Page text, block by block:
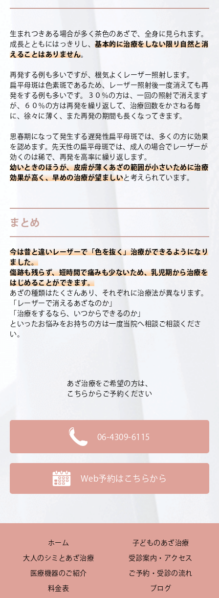
生まれつきある場合が多く茶色のあざで、全身に見られます。
成長とともにはっきりし、 基本的に治療をしない限り自然と消
えることはありません。
再発する例も多いですが、根気よくレーザー照射します。
扁平母斑は色素斑であるため、レーザー照射後一度消えても再
発をする例も多いです。３０％の方は、一回の照射で消えます
が、６０％の方は再発を繰り返して、治療回数をかさねる毎
に、徐々に薄く、また再発の期間も長くなってきます。
思春期になって発生する遅発性扁平母斑では、多くの方に効果
を認めます。先天性の扁平母斑では、成人の場合でレーザーが
効くのは稀で、再発を高率に繰り返します。
幼いときのほうが、皮膚が薄くあざの範囲が小さいために治療
効果が高く、早めの治療が望ましいと考えられています。
まとめ
今は昔と違いレーザーで「色を抜く」治療ができるようになり
ました。
傷跡も残らず、短時間で痛みも少ないため、乳児期から治療を
はじめることができます。
あざの種類はたくさんあり、それぞれに治療法が異なります。
「レーザーで消えるあざなのか」
「治療をするなら、いつからできるのか」
といったお悩みをお持ちの方は一度当院へ相談ご相談くださ
い。
あざ治療をご希望の方は、
こちらからご予約ください
06-4309-6115
Web予約はこちらから
ホーム 子どものあざ治療
大人のシミとあざ治療 受診案内・アクセス
医療機器のご紹介 ご予約・受診の流れ
料金表 ブログ